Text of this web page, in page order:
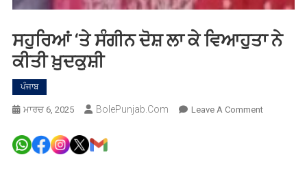
ਸਹੁਰਿਆਂ ‘ਤੇ ਸੰਗੀਨ ਦੋਸ਼ ਲਾ ਕੇ ਵਿਆਹੁਤਾ ਨੇ
ਕੀਤੀ ਖ਼ੁਦਕੁਸ਼ੀ
ਪੰਜਾਬ
ਮਾਰਚ 6, 2025 BolePunjab.com Leave A CommentOn